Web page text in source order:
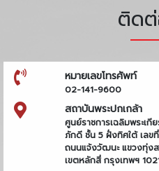
ติดต่
หมายเลขโทรศัพท์
02-141-9600
สถาบันพระปกเกล้า
ศูนย์ราชการเฉลิมพระเ
ภักดี ชั้น 5 ฝั่งทิศใต้ เลข
ถนนแจ้งวัฒนะ แขวงทุ่ง
เขตหลักสี่ กรุงเทพฯ